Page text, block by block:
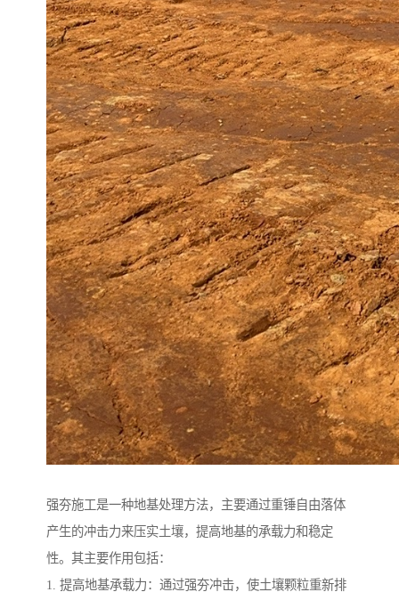
强夯施工是一种地基处理方法，主要通过重锤自由落体
产生的冲击力来压实土壤，提高地基的承载力和稳定
性。其主要作用包括：
1. 提高地基承载力：通过强夯冲击，使土壤颗粒重新排